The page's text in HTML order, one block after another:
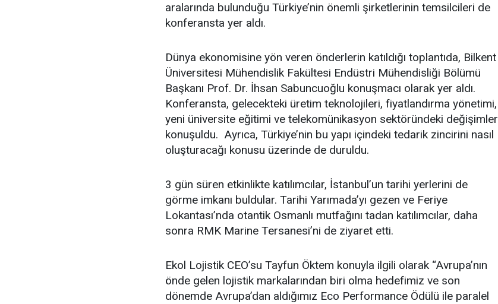
aralarında bulunduğu Türkiye’nin önemli şirketlerinin temsilcileri de
konferansta yer aldı.
Dünya ekonomisine yön veren önderlerin katıldığı toplantıda, Bilkent
Üniversitesi Mühendislik Fakültesi Endüstri Mühendisliği Bölümü
Başkanı Prof. Dr. İhsan Sabuncuoğlu konuşmacı olarak yer aldı.
Konferansta, gelecekteki üretim teknolojileri, fiyatlandırma yönetimi,
yeni üniversite eğitimi ve telekomünikasyon sektöründeki değişimler
konuşuldu. Ayrıca, Türkiye’nin bu yapı içindeki tedarik zincirini nasıl
oluşturacağı konusu üzerinde de duruldu.
3 gün süren etkinlikte katılımcılar, İstanbul’un tarihi yerlerini de
görme imkanı buldular. Tarihi Yarımada’yı gezen ve Feriye
Lokantası’nda otantik Osmanlı mutfağını tadan katılımcılar, daha
sonra RMK Marine Tersanesi’ni de ziyaret etti.
Ekol Lojistik CEO’su Tayfun Öktem konuyla ilgili olarak “Avrupa’nın
önde gelen lojistik markalarından biri olma hedefimiz ve son
dönemde Avrupa’dan aldığımız Eco Performance Ödülü ile paralel